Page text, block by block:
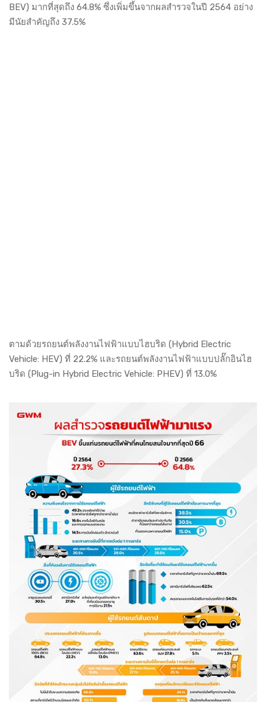
BEV) มากที่สุดถึง 64.8% ซึ่งเพิ่มขึ้นจากผลสำรวจในปี 2564 อย่าง
มีนัยสำคัญถึง 37.5%
ตามด้วยรถยนต์พลังงานไฟฟ้าแบบไฮบริด (Hybrid Electric
Vehicle: HEV) ที่ 22.2% และรถยนต์พลังงานไฟฟ้าแบบปลั๊กอินไฮ
บริด (Plug-in Hybrid Electric Vehicle: PHEV) ที่ 13.0%